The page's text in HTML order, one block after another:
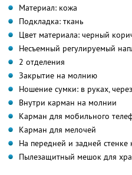
Материал: кожа
Подкладка: ткань
Цвет материала: черный
Несъемный регулируемый
2 отделения
Закрытие на молнию
Ношение сумки: в руках,
Внутри карман на молнии
Карман для мобильного
Карман для мелочей
На передней и задней
Пылезащитный мешок для